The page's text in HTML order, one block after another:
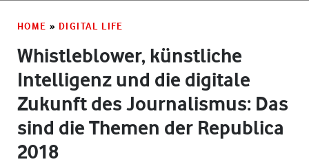
HOME » DIGITAL LIFE
Whistleblower, künstliche
Intelligenz und die digitale
Zukunft des Journalismus: Das
sind die Themen der Republica
2018